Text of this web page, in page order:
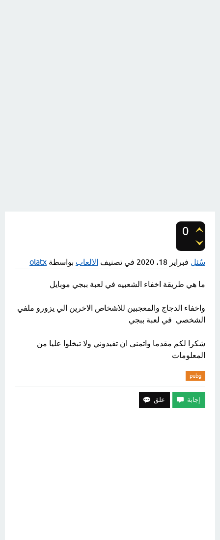
0
سُئل فبراير 18، 2020 في تصنيف الالعاب بواسطة olatx
ما هي طريقة اخفاء الشعبيه في لعبة ببجي موبايل
واخفاء الدجاج والمعجبين للاشخاص الاخرين الي يزورو ملفي
الشخصي في لعبة ببجي
شكرا لكم مقدما واتمنى ان تفيدوني ولا تبخلوا عليا من
المعلومات
pubg